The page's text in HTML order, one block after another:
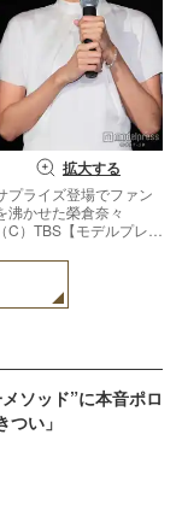
拡大する
プライズ登場でファン
沸かせた榮倉奈々
（C）TBS【モデルプレ
ソッド”に本音ポロ
い」